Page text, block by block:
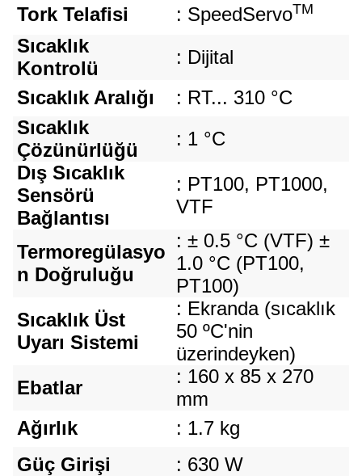
Tork Telafisi
: SpeedServoTM
Sıcaklık
Kontrolü
: Dijital
Sıcaklık Aralığı
: RT... 310 °C
Sıcaklık
Çözünürlüğü
: 1 °C
Dış Sıcaklık
Sensörü
Bağlantısı
: PT100, PT1000,
VTF
Termoregülasyo
n Doğruluğu
: ± 0.5 °C (VTF) ±
1.0 °C (PT100,
PT100)
Sıcaklık Üst
Uyarı Sistemi
: Ekranda (sıcaklık
50 ºC'nin
üzerindeyken)
Ebatlar
: 160 x 85 x 270
mm
Ağırlık
: 1.7 kg
Güç Girişi
: 630 W